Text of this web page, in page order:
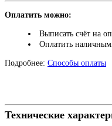
Оплатить можно:
Выписать счёт на
Оплатить
Подробнее: Способы оплаты
Технические